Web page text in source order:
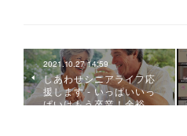
2021.10.27 14:59
しあわせシニアライフ応
援します - いっぱいいっ
ぱいはもう卒業！余裕…